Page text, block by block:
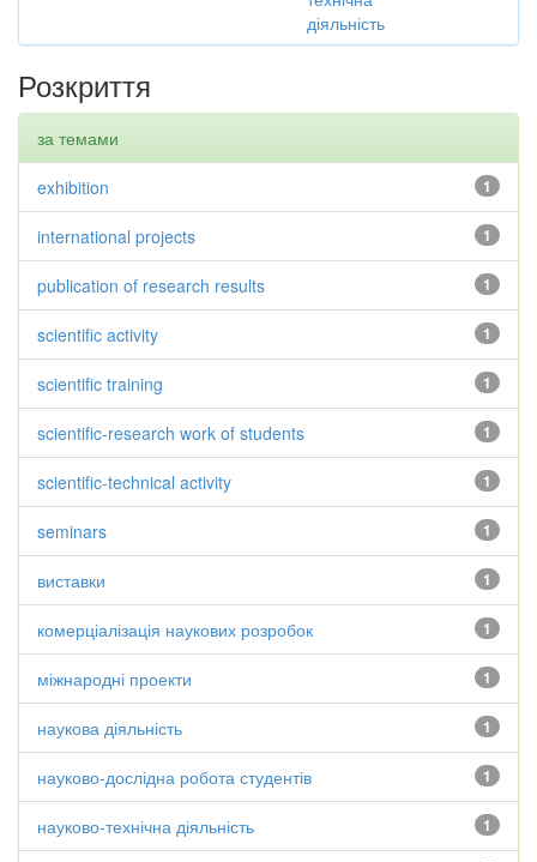
діяльність
Розкриття
за темами
1
exhibition
1
international projects
1
publication of research results
1
scientific activity
1
scientific training
1
scientific-research work of students
1
scientific-technical activity
1
seminars
1
виставки
1
комерціалізація наукових розробок
1
міжнародні проекти
1
наукова діяльність
1
науково-дослідна робота студентів
1
науково-технічна діяльність